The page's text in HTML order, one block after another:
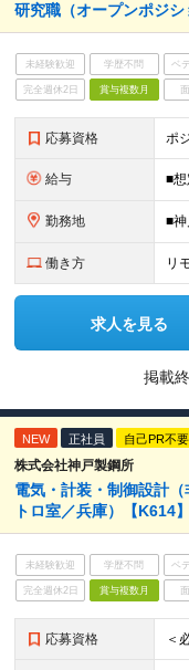
研究職（オープンポジシ
未経験歓迎 学歴不問 ベ
完全週休2日 賞与複数月
応募資格
給与
勤務地
働き方 リ
求人を見る
掲載
NEW 正社員 自己PR不要
株式会社神戸製鋼所
電気・計装・制御設計
トロ室／兵庫）【K614】
未経験歓迎 学歴不問 ベ
完全週休2日 賞与複数月
応募資格